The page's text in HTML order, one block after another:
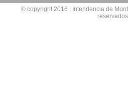
© copyright 2016 | Intendencia de
reservados